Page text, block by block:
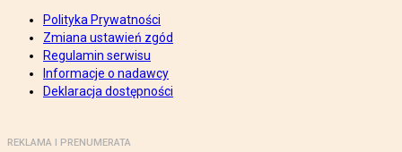
Polityka Prywatności
Zmiana ustawień zgód
Regulamin serwisu
Informacje o nadawcy
Deklaracja dostępności
REKLAMA I PRENUMERATA